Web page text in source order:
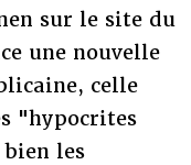
sur le site du
une nouvelle
celle
"hypocrites
les